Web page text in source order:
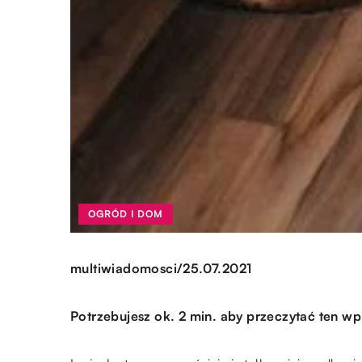
OGRÓD I DOM
multiwiadomosci/25.07.2021
Potrzebujesz ok. 2 min. aby przeczytać ten